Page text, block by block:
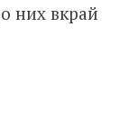
них вкрай